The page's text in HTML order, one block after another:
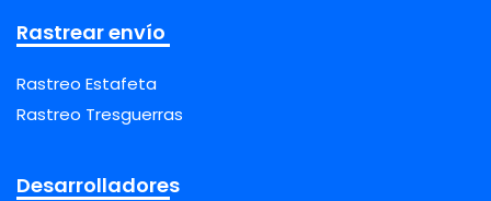
Rastrear envío
Rastreo Estafeta
Rastreo Tresguerras
Desarrolladores